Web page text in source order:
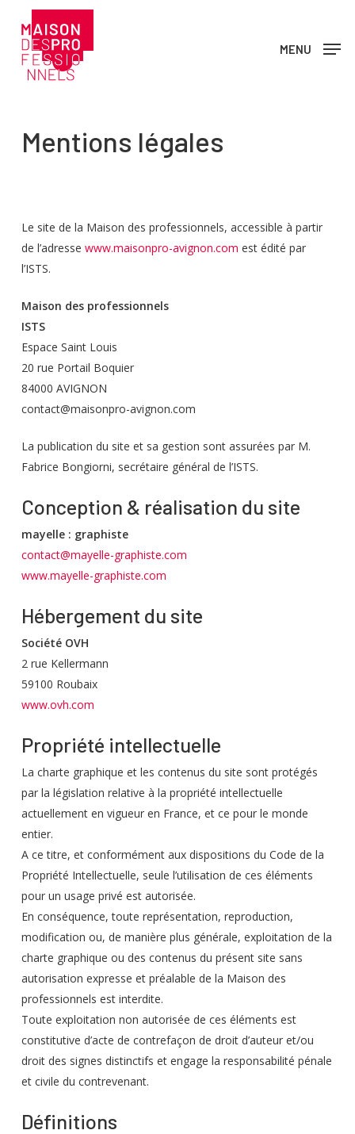
main
content
MENU
Mentions légales
Le site de la Maison des professionnels, accessible à partir
de l’adresse www.maisonpro-avignon.com est édité par
l’ISTS.
Maison des professionnels
ISTS
Espace Saint Louis
20 rue Portail Boquier
84000 AVIGNON
contact@maisonpro-avignon.com
La publication du site et sa gestion sont assurées par M.
Fabrice Bongiorni, secrétaire général de l’ISTS.
Conception & réalisation du site
mayelle : graphiste
contact@mayelle-graphiste.com
www.mayelle-graphiste.com
Hébergement du site
Société OVH
2 rue Kellermann
59100 Roubaix
www.ovh.com
Propriété intellectuelle
La charte graphique et les contenus du site sont protégés
par la législation relative à la propriété intellectuelle
actuellement en vigueur en France, et ce pour le monde
entier.
A ce titre, et conformément aux dispositions du Code de la
Propriété Intellectuelle, seule l’utilisation de ces éléments
pour un usage privé est autorisée.
En conséquence, toute représentation, reproduction,
modification ou, de manière plus générale, exploitation de la
charte graphique ou des contenus du présent site sans
autorisation expresse et préalable de la Maison des
professionnels est interdite.
Toute exploitation non autorisée de ces éléments est
constitutive d’acte de contrefaçon de droit d’auteur et/ou
droit des signes distinctifs et engage la responsabilité pénale
et civile du contrevenant.
Définitions